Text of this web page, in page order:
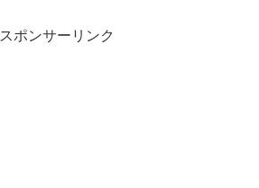
スポンサーリンク